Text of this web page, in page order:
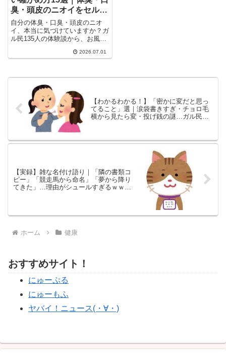
臭・頭皮のニオイをセルフ
チェックする方法
自分の体臭・口臭・頭皮のニオ
イ、本当に気づけていますか？ガ
ル民135人の体験談から、お風呂
への確認方法、ワキガ体質の対処
リアルな本音を厳選してまとめま
2026.07.01
【わかるわかる！】「密かに変だと思っ
てること」選｜涙袋書きすぎ・チョロ毛
横から見たら変・投げ銭の謎…ガル民の
【実録】雑な名付け語り｜「隣の書類コ
ピー」「競走馬から命名」「夢から降り
てきた」…理由がシュールすぎるｗｗｗ
ホーム 健康
おすすめサイト！
にゅーぷる
にゅーもふ
ヤバイ！ニュース(・∀・)